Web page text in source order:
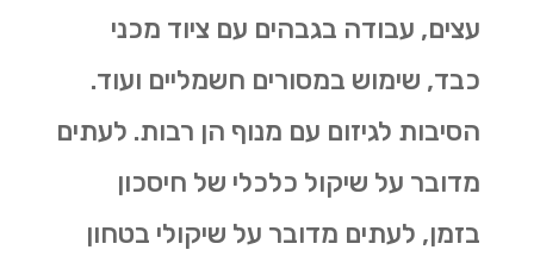
עצים, עבודה בגבהים עם ציוד מכני
כבד, שימוש במסורים חשמליים ועוד.
הסיבות לגיזום עם מנוף הן רבות. לעתים
מדובר על שיקול כלכלי של חיסכון
בזמן, לעתים מדובר על שיקולי בטחון